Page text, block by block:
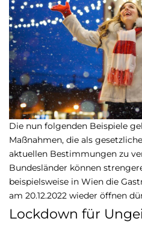
Die nun folgenden Beispiele
Maßnahmen, die als
aktuellen Bestimmungen zu
Bundesländer können
beispielsweise in Wien die
am 20.12.2022 wieder öffnen
Lockdown für